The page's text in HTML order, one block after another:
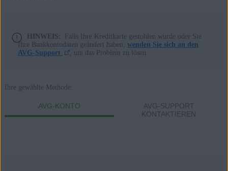
HINWEIS:
Falls Ihre Kreditkarte gestohlen wurde oder Sie
Ihre Bankkontodaten geändert haben, wenden Sie sich an den
AVG-Support
, um das Problem zu lösen.
Ihre gewählte Methode:
AVG-KONTO
AVG-SUPPORT
KONTAKTIEREN